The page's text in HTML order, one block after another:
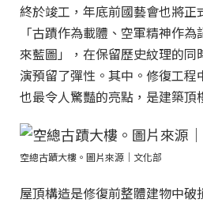
終於竣工，年底前國藝會也將正
「古蹟作為載體、空軍精神作
來藍圖」，在保留歷史紋理的同
演預留了彈性。其中。修復工程
也最令人驚豔的亮點，是建築頂
空總古蹟大樓。圖片來源｜文化部
屋頂構造是修復前整體建物中破